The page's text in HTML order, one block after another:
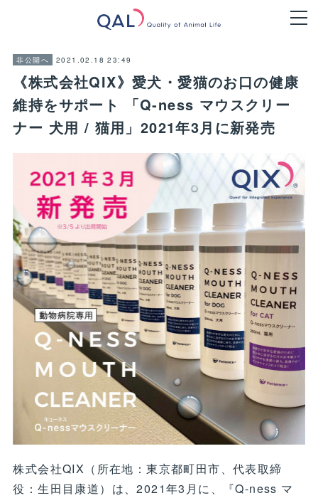
非公開へ 2021.02.18 23:49
《株式会社QIX》愛犬・愛猫のお口の健康
維持をサポート 「Q‐ness マウスクリー
ナー 犬用 / 猫用」2021年3月に新発売
株式会社QIX（所在地：東京都町田市、代表取締
役：生田目康道）は、2021年3月に、『Q‐ness マ